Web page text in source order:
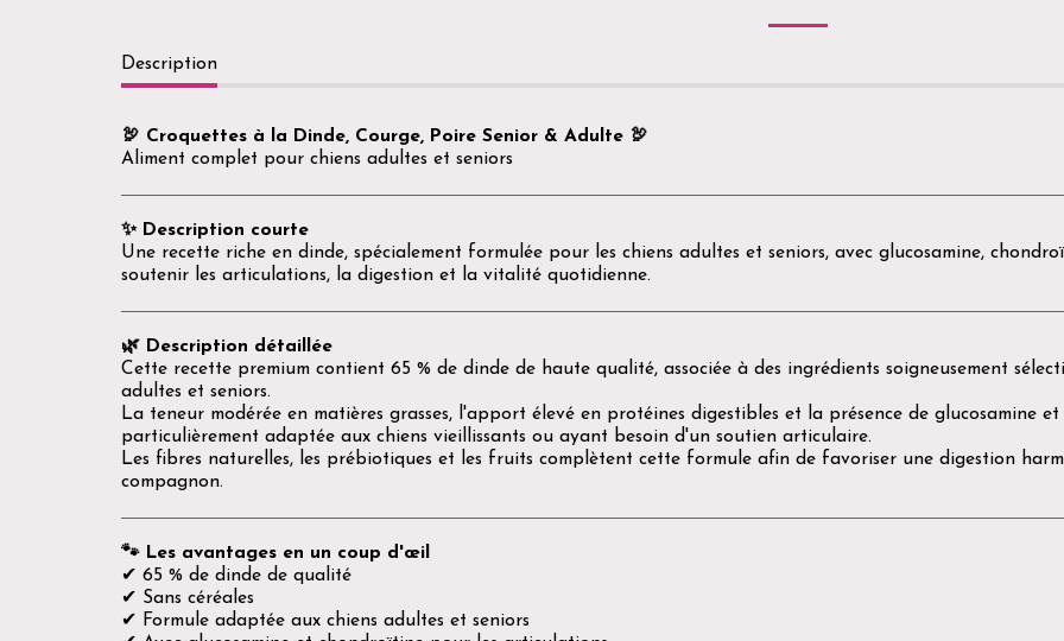
Description
🦃 Croquettes à la Dinde, Courge, Poire Senior & Adulte 🦃
Aliment complet pour chiens adultes et seniors
✨ Description courte
Une recette riche en dinde, spécialement formulée pour les chiens adultes et seniors, avec glucosamine,
soutenir les articulations, la digestion et la vitalité quotidienne.
🌿 Description détaillée
Cette recette premium contient 65 % de dinde de haute qualité, associée à des ingrédients soigneusement
adultes et seniors.
La teneur modérée en matières grasses, l'apport élevé en protéines digestibles et la présence de glucosamine
particulièrement adaptée aux chiens vieillissants ou ayant besoin d'un soutien articulaire.
Les fibres naturelles, les prébiotiques et les fruits complètent cette formule afin de favoriser une digestion
compagnon.
🐾 Les avantages en un coup d'œil
✔ 65 % de dinde de qualité
✔ Sans céréales
✔ Formule adaptée aux chiens adultes et seniors